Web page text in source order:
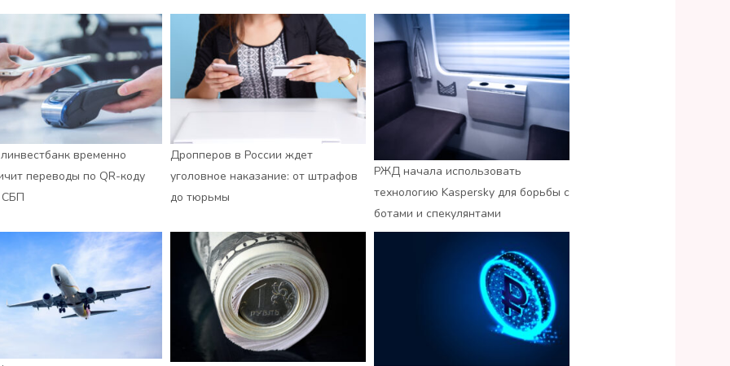
временно
переводы по QR-коду
СБП
Дропперов в России ждет
уголовное наказание: от штрафов
до тюрьмы
РЖД начала использовать
технологию Kaspersky для борьбы с
ботами и спекулянтами